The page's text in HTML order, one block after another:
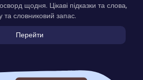
щодня. Цікаві підказки та слова,
та словниковий запас.
Перейти